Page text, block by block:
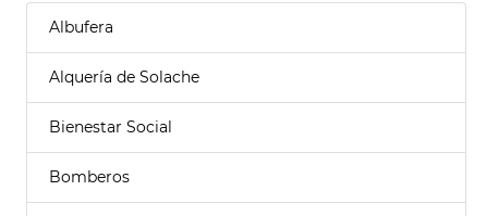
Albufera
Alquería de Solache
Bienestar Social
Bomberos